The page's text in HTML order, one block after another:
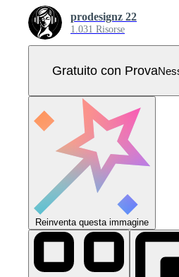
prodesignz 22
1.031 Risorse
Gratuito con Prova
Reinventa questa immagine